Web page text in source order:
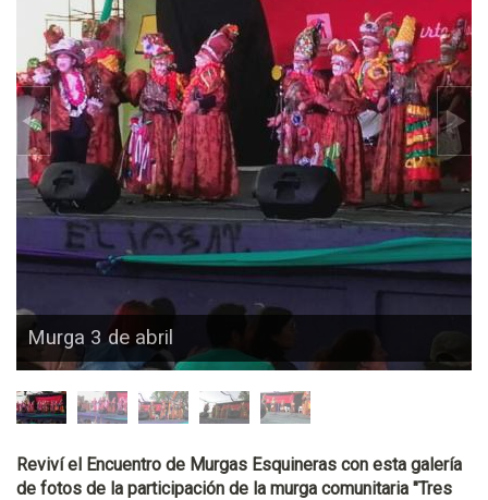
Murga 3 de abril
Reviví el Encuentro de Murgas Esquineras con esta galería
de fotos de la participación de la murga comunitaria "Tres